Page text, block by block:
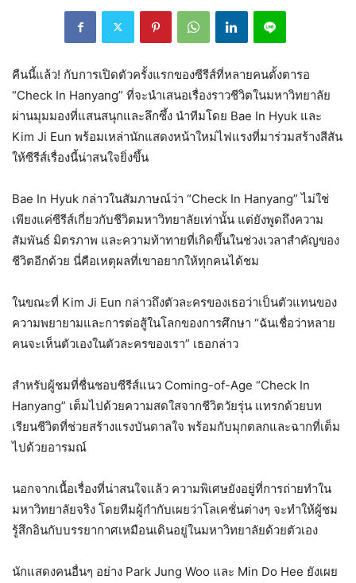
คืนนี้แล้ว! กับการเปิดตัวครั้งแรกของซีรีส์ที่หลายคนตั้งตารอ
“Check In Hanyang” ที่จะนำเสนอเรื่องราวชีวิตในมหาวิทยาลัย
ผ่านมุมมองที่แสนสนุกและลึกซึ้ง นำทีมโดย Bae In Hyuk และ
Kim Ji Eun พร้อมเหล่านักแสดงหน้าใหม่ไฟแรงที่มาร่วมสร้างสีสัน
ให้ซีรีส์เรื่องนี้น่าสนใจยิ่งขึ้น
Bae In Hyuk กล่าวในสัมภาษณ์ว่า “Check In Hanyang” ไม่ใช่
เพียงแค่ซีรีส์เกี่ยวกับชีวิตมหาวิทยาลัยเท่านั้น แต่ยังพูดถึงความ
สัมพันธ์ มิตรภาพ และความท้าทายที่เกิดขึ้นในช่วงเวลาสำคัญของ
ชีวิตอีกด้วย นี่คือเหตุผลที่เขาอยากให้ทุกคนได้ชม
ในขณะที่ Kim Ji Eun กล่าวถึงตัวละครของเธอว่าเป็นตัวแทนของ
ความพยายามและการต่อสู้ในโลกของการศึกษา “ฉันเชื่อว่าหลาย
คนจะเห็นตัวเองในตัวละครของเรา” เธอกล่าว
สำหรับผู้ชมที่ชื่นชอบซีรีส์แนว Coming-of-Age “Check In
Hanyang” เต็มไปด้วยความสดใสจากชีวิตวัยรุ่น แทรกด้วยบท
เรียนชีวิตที่ช่วยสร้างแรงบันดาลใจ พร้อมกับมุกตลกและฉากที่เต็ม
ไปด้วยอารมณ์
นอกจากเนื้อเรื่องที่น่าสนใจแล้ว ความพิเศษยังอยู่ที่การถ่ายทำใน
มหาวิทยาลัยจริง โดยทีมผู้กำกับเผยว่าโลเคชั่นต่างๆ จะทำให้ผู้ชม
รู้สึกอินกับบรรยากาศเหมือนเดินอยู่ในมหาวิทยาลัยด้วยตัวเอง
นักแสดงคนอื่นๆ อย่าง Park Jung Woo และ Min Do Hee ยังเผย